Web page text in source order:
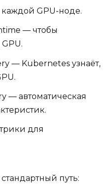
GPU-ноде.
— чтобы
— Kubernetes узнаёт,
— автоматическая
для
путь: